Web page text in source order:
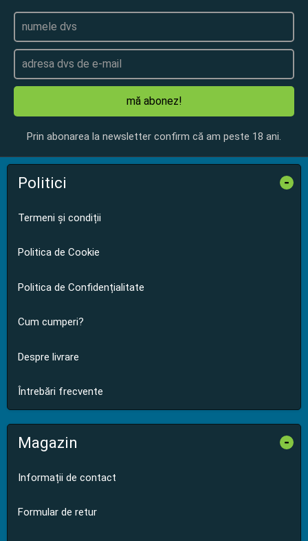
mă abonez!
Prin abonarea la newsletter confirm că am peste 18 ani.
Politici -
Termeni și condiții
Politica de Cookie
Politica de Confidențialitate
Cum cumperi?
Despre livrare
Întrebări frecvente
Magazin -
Informații de contact
Formular de retur